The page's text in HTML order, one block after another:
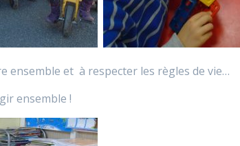
ensemble et à respecter les règles de vie…
ensemble !